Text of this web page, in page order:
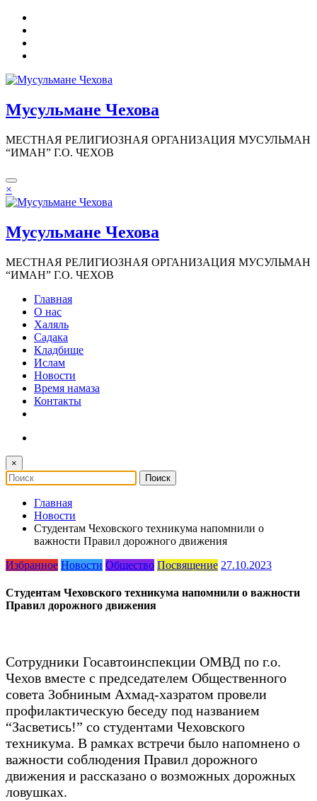
Перейти
содержимому
Мусульмане Чехова
МЕСТНАЯ РЕЛИГИОЗНАЯ ОРГАНИЗАЦИЯ МУСУЛЬМАН
“ИМАН” Г.О. ЧЕХОВ
×
Мусульмане Чехова
МЕСТНАЯ РЕЛИГИОЗНАЯ ОРГАНИЗАЦИЯ МУСУЛЬМАН
“ИМАН” Г.О. ЧЕХОВ
Главная
О нас
Халяль
Садака
Кладбище
Ислам
Новости
Время намаза
Контакты
×
Главная
Новости
Студентам Чеховского техникума напомнили о
важности Правил дорожного движения
Избранное Новости Общество Посвящение 27.10.2023
Студентам Чеховского техникума напомнили о важности
Правил дорожного движения
Сотрудники Госавтоинспекции ОМВД по г.о.
Чехов вместе с председателем Общественного
совета Зобниным Ахмад-хазратом провели
профилактическую беседу под названием
“Засветись!” со студентами Чеховского
техникума. В рамках встречи было напомнено о
важности соблюдения Правил дорожного
движения и рассказано о возможных дорожных
ловушках.